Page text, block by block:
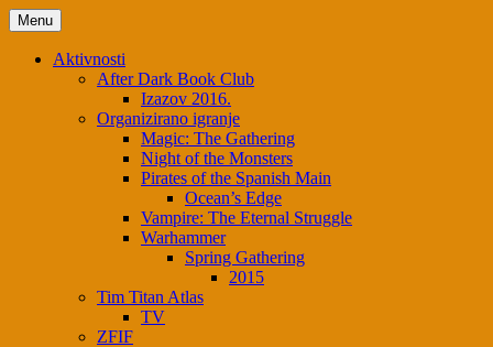
Skip
to
content
Menu
Aktivnosti
After Dark Book Club
Izazov 2016.
Organizirano igranje
Magic: The Gathering
Night of the Monsters
Pirates of the Spanish Main
Ocean’s Edge
Vampire: The Eternal Struggle
Warhammer
Spring Gathering
2015
Tim Titan Atlas
TV
ZFIF